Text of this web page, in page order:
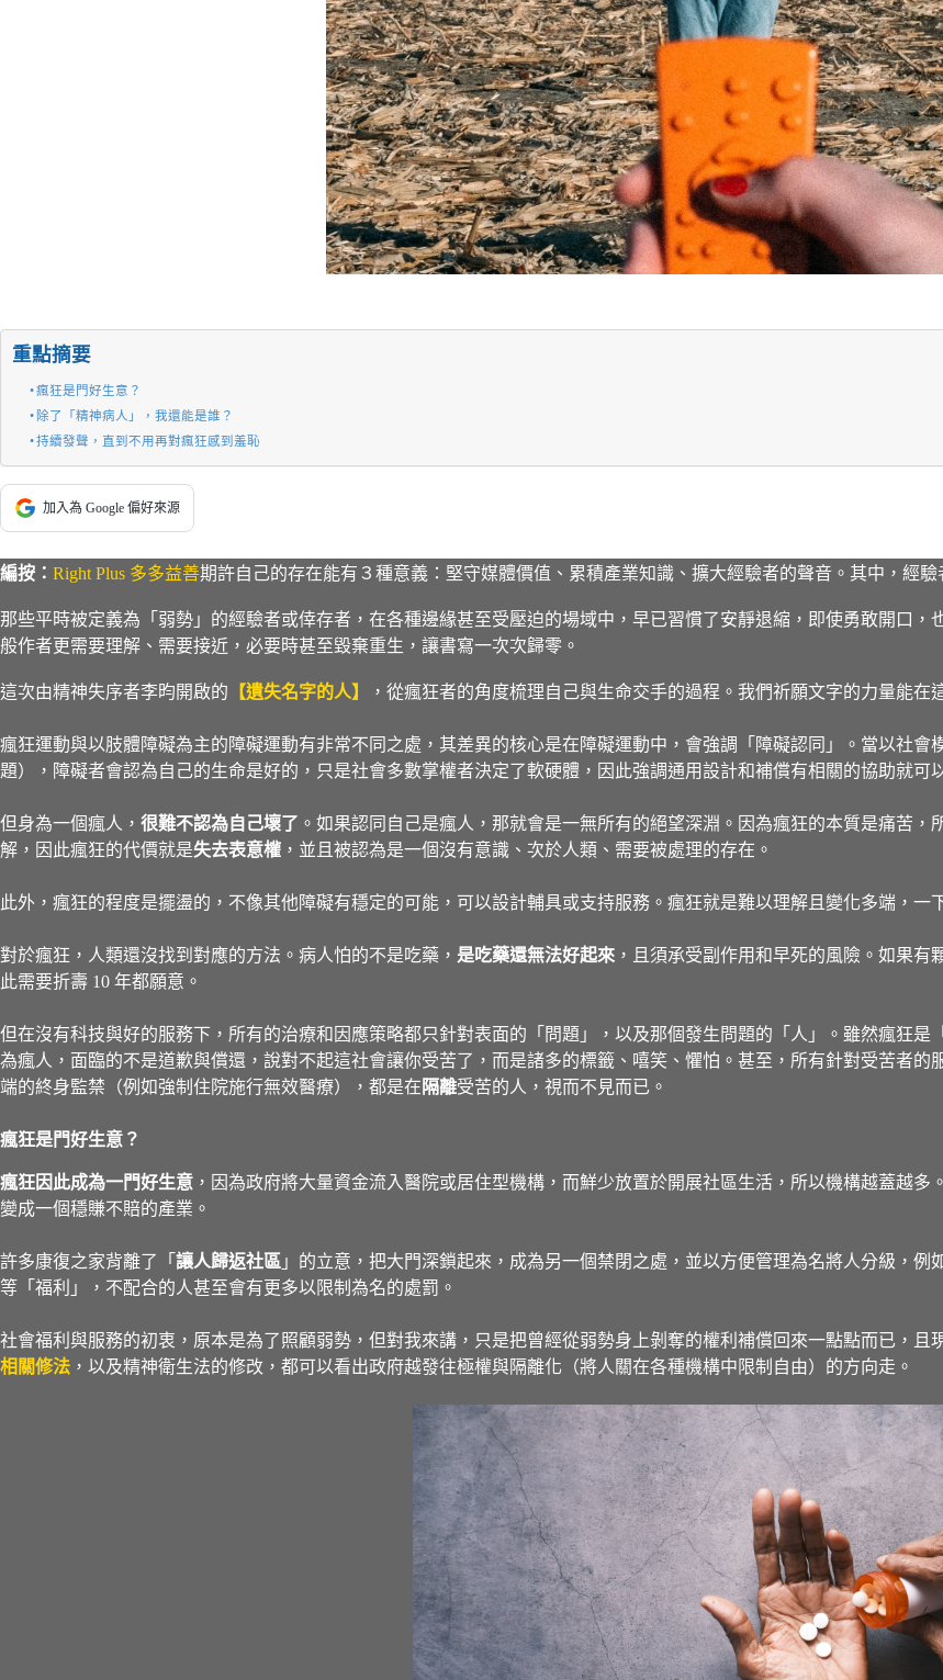
重點摘要
瘋狂是門好生意？
除了「精神病人」，我還能是誰？
持續發聲，直到不用再對瘋狂感到羞恥
加入為 Google 偏好來源
編按： Right Plus 多多益善期許自己的存在能有３種意義：堅守媒體價值、累積產業知識、擴大經驗者的聲音。其中，經驗
那些平時被定義為「弱勢」的經驗者或倖存者，在各種邊緣甚至受壓迫的場域中，早已習慣了安靜退縮，即使勇敢開口
般作者更需要理解、需要接近，必要時甚至毀棄重生，讓書寫一次次歸零。
這次由精神失序者李昀開啟的 【遺失名字的人】 ，從瘋狂者的角度梳理自己與生命交手的過程。我們祈願文字的力量能在
瘋狂運動與以肢體障礙為主的障礙運動有非常不同之處，其差異的核心是在障礙運動中，會強調「障礙認同」。當以社
題），障礙者會認為自己的生命是好的，只是社會多數掌權者決定了軟硬體，因此強調通用設計和補償有相關的協助就可
但身為一個瘋人， 很難不認為自己壞了 。如果認同自己是瘋人，那就會是一無所有的絕望深淵。因為瘋狂的本質是痛苦
解，因此瘋狂的代價就是失去表意權 ，並且被認為是一個沒有意識、次於人類、需要被處理的存在。
此外，瘋狂的程度是擺盪的，不像其他障礙有穩定的可能，可以設計輔具或支持服務。瘋狂就是難以理解且變化多端，一
對於瘋狂，人類還沒找到對應的方法。病人怕的不是吃藥， 是吃藥還無法好起來 ，且須承受副作用和早死的風險。如果
此需要折壽 10 年都願意。
但在沒有科技與好的服務下，所有的治療和因應策略都只針對表面的「問題」，以及那個發生問題的「人」。雖然瘋狂
為瘋人，面臨的不是道歉與償還，說對不起這社會讓你受苦了，而是諸多的標籤、嘻笑、懼怕。甚至，所有針對受苦者
端的終身監禁（例如強制住院施行無效醫療），都是在 隔離受苦的人，視而不見而已。
瘋狂是門好生意？
瘋狂因此成為一門好生意 ，因為政府將大量資金流入醫院或居住型機構，而鮮少放置於開展社區生活，所以機構越蓋越
變成一個穩賺不賠的產業。
許多康復之家背離了「 讓人歸返社區 」的立意，把大門深鎖起來，成為另一個禁閉之處，並以方便管理為名將人分級，
等「福利」，不配合的人甚至會有更多以限制為名的處罰。
社會福利與服務的初衷，原本是為了照顧弱勢，但對我來講，只是把曾經從弱勢身上剝奪的權利補償回來一點點而已，且
相關修法 ，以及精神衛生法的修改，都可以看出政府越發往極權與隔離化（將人關在各種機構中限制自由）的方向走。